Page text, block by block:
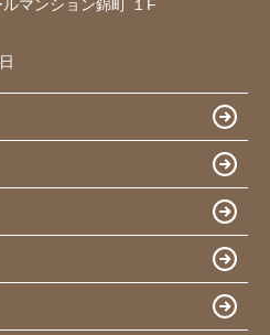
マンション錦町 １F